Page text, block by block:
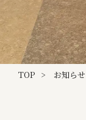
TOP お知らせ